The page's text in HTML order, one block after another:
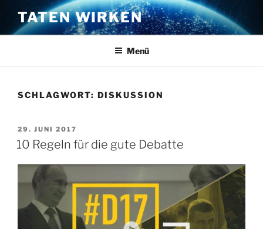
Inhalt
springen
TATEN WIRKEN
Menü
SCHLAGWORT: DISKUSSION
VERÖFFENTLICHT
AM
29. JUNI 2017
10 Regeln für die gute Debatte